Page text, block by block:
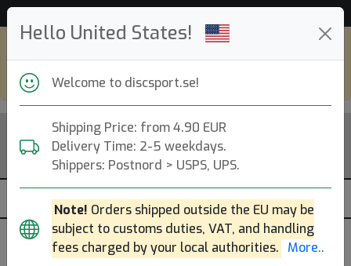
Hello United States!
Welcome to discsport.se!
Shipping Price: from 4.90 EUR
Delivery Time: 2-5 weekdays.
Shippers: Postnord > USPS, UPS.
Note! Orders shipped outside the EU may be
subject to customs duties, VAT, and handling
fees charged by your local authorities. More..
go todiscsport.com